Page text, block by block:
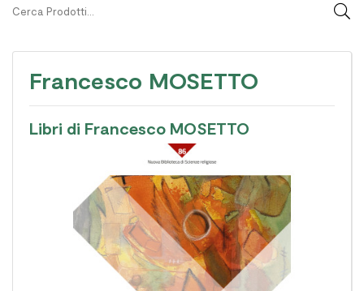
Francesco MOSETTO
Libri di Francesco MOSETTO